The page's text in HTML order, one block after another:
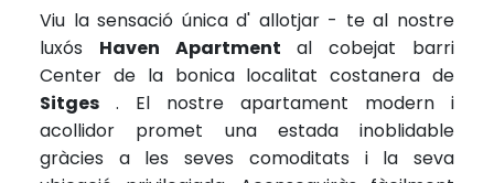
Viu la sensació única d' allotjar - te al nostre
luxós Haven Apartment al cobejat barri
Center de la bonica localitat costanera de
Sitges . El nostre apartament modern i
acollidor promet una estada inoblidable
gràcies a les seves comoditats i la seva